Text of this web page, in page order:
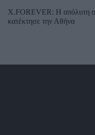
X.FOREVER: Η απόλυτη
κατέκτησε την Αθήνα